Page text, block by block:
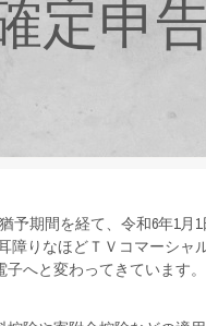
定申
予期間を経て、令和6年1月
障りなほどＴＶコマーシャ
へと変わってきています。